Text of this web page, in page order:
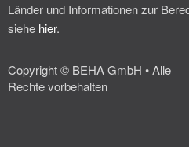
Länder und Informationen zur
siehe hier.
Copyright © BEHA GmbH • Alle
Rechte vorbehalten